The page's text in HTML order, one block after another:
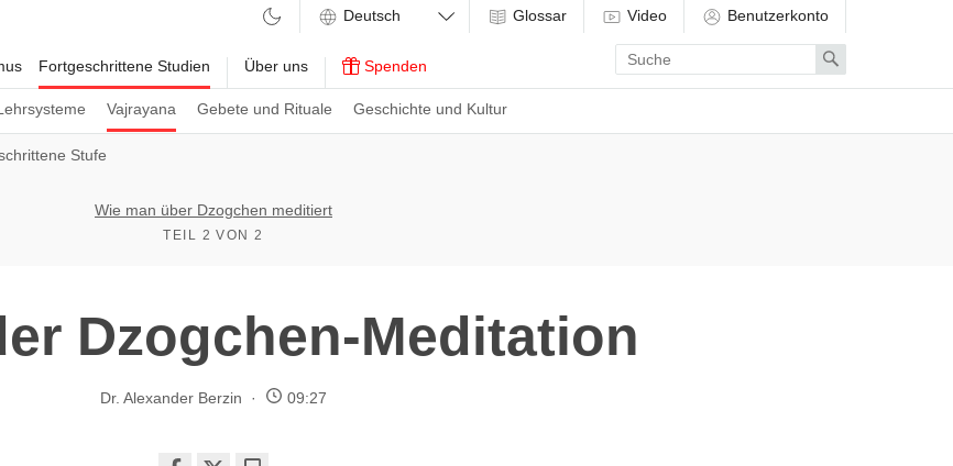
Fortgeschrittene Studien
Vajrayana Gebete und Rituale Geschichte und Kultur
Über uns Spenden
Glossar Video Benutzerkonto
Enter
search
term
Search
Stufe
Wie man über Dzogchen meditiert
TEIL 2 VON 2
Dzogchen-Meditation
Dr. Alexander Berzin 09:27